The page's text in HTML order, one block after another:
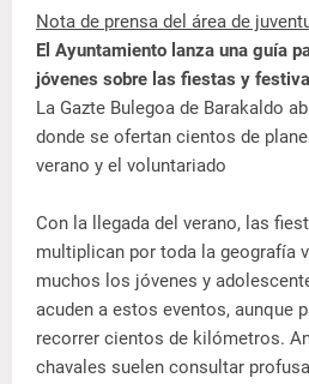
Nota de prensa del área de
El Ayuntamiento lanza una guía
jóvenes sobre las fiestas y
La Gazte Bulegoa de Barakaldo
donde se ofertan cientos de
verano y el voluntariado
Con la llegada del verano, las
multiplican por toda la geografía
muchos los jóvenes y
acuden a estos eventos, aunque
recorrer cientos de kilómetros.
chavales suelen consultar